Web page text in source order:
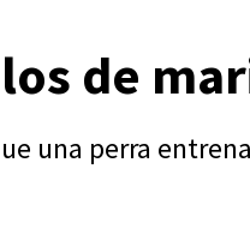
de
una perra